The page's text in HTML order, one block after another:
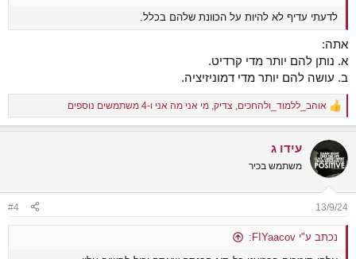
לדעתי עדיף לא להיות על הכוונת שלהם בכלל.
אתה:
א. נותן להם יותר מדי קרדיט.
ב. עושה להם יותר מדי דמוניזיציה.
R
e
c
t
i
s
:
אוהב_ללמוד_ולהחכים, צדיק, מי אני מה אני ו-4 משתמשים נוספים
עידו ג
משתמש בכיר
13/9/24
#4
נכתב ע"י FIYaacov: